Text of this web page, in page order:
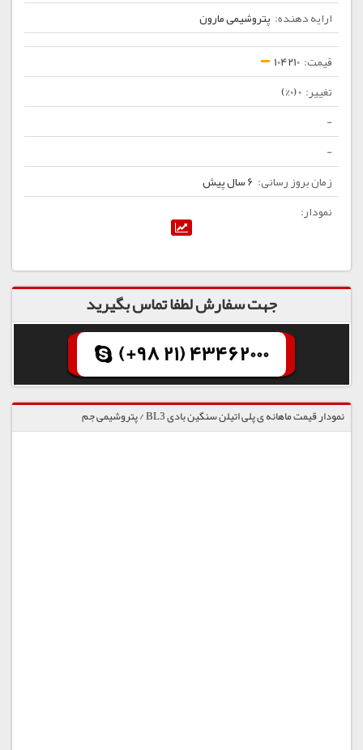
پتروشیمی مارون
104210
0 (0%)
-
-
6 سال پیش
جهت سفارش لطفا تماس بگیرید
(+98 21) 43462000
نمودار قیمت ماهانه ی پلی اتیلن سنگین بادی BL3 / پتروشیمی جم